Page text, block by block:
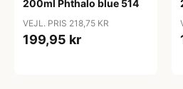
200ml Phthalo blue 514
VEJL. PRIS 218,75 KR
199,95 kr